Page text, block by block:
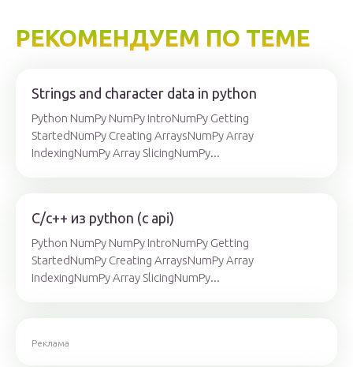
РЕКОМЕНДУЕМ ПО ТЕМЕ
Strings and character data in python
Python NumPy NumPy IntroNumPy Getting
StartedNumPy Creating ArraysNumPy Array
IndexingNumPy Array SlicingNumPy...
C/c++ из python (c api)
Python NumPy NumPy IntroNumPy Getting
StartedNumPy Creating ArraysNumPy Array
IndexingNumPy Array SlicingNumPy...
Реклама